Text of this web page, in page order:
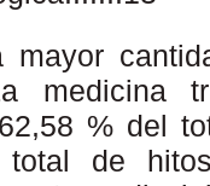
mayor
medicina
% del
de